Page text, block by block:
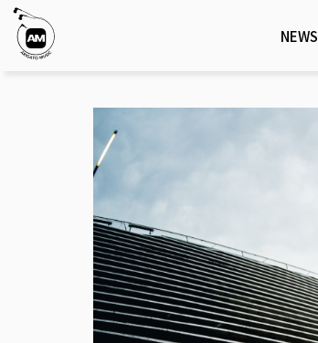
NEWS